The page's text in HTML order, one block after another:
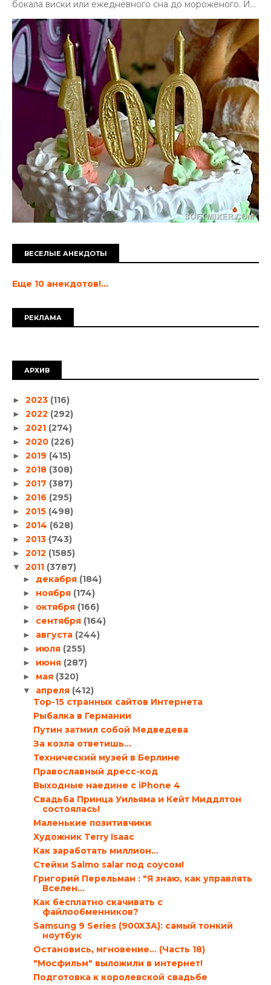
бокала виски или ежедневного сна до мороженого. И...
ВЕСЕЛЫЕ АНЕКДОТЫ
Еще 10 анекдотов!...
РЕКЛАМА
АРХИВ
► 2023 (116)
► 2022 (292)
► 2021 (274)
► 2020 (226)
► 2019 (415)
► 2018 (308)
► 2017 (387)
► 2016 (295)
► 2015 (498)
► 2014 (628)
► 2013 (743)
► 2012 (1585)
▼ 2011 (3787)
► декабря (184)
► ноября (174)
► октября (166)
► сентября (164)
► августа (244)
► июля (255)
► июня (287)
► мая (320)
▼ апреля (412)
Top-15 странных сайтов Интернета
Рыбалка в Германии
Путин затмил собой Медведева
За козла ответишь…
Технический музей в Берлине
Православный дресс-код
Выходные наедине с iPhone 4
Свадьба Принца Уильяма и Кейт Миддлтон
состоялась!
Маленькие позитивчики
Художник Terry Isaac
Как заработать миллион…
Стейки Salmo salar под соусом!
Григорий Перельман : "Я знаю, как управлять
Вселен...
Как бесплатно скачивать с
файлообменников?
Samsung 9 Series (900X3A): самый тонкий
ноутбук
Остановись, мгновение... (Часть 18)
"Мосфильм" выложили в интернет!
Подготовка к королевской свадьбе